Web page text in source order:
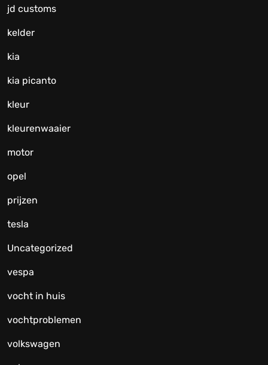
jd customs
kelder
kia
kia picanto
kleur
kleurenwaaier
motor
opel
prijzen
tesla
Uncategorized
vespa
vocht in huis
vochtproblemen
volkswagen